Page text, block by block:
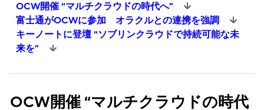
OCW開催 “マルチクラウドの時代へ”
富士通がOCWに参加 オラクルとの連携を強調
キーノートに登壇 “ソブリンクラウドで持続可能な未
来を”
OCW開催 “マルチクラウドの時代